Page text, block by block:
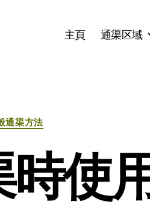
主頁 通渠区域
分
类
通渠方法
使